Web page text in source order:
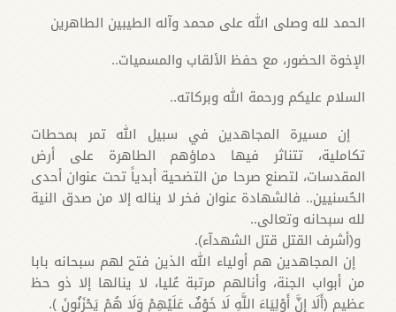
الحمد لله وصلى الله على محمد وآله الطيبين الطاهرين
الإخوة الحضور، مع حفظ الألقاب والمسميات..
السلام عليكم ورحمة الله وبركاته..
إن مسيرة المجاهدين في سبيل الله تمر بمحطات
تكاملية، تتناثر فيها دماؤهم الطاهرة على أرض
المقدسات، لتصنع صرحا من التضحية أبدياً تحت عنوان أحدى
الحُسنيين.. فالشهادة عنوان فخر لا يناله إلا من صدق النية
لله سبحانه وتعالى..
و(أشرف القتل قتل الشهدآء).
إن المجاهدين هم أولياء الله الذين فتح لهم سبحانه بابا
من أبواب الجنة، وأنالهم مرتبة عُليا، لا ينالها إلا ذو حظ
عظيم (أَلَا إِنَّ أَوْلِيَاءَ اللَّهِ لَا خَوْفٌ عَلَيْهِمْ وَلَا هُمْ يَحْزَنُونَ ).